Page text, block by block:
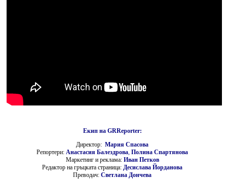
Екип на GRReporter:
Директор:Мария Спасова
Репортери:Анастасия Балездрова,Полина Спартянова
Маркетинг и реклама: Иван Петков
Редактор на гръцката страница:Десислава Йорданова
Преводач:Светлана Дончева